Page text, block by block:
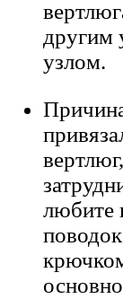
другим
узлом.
любите